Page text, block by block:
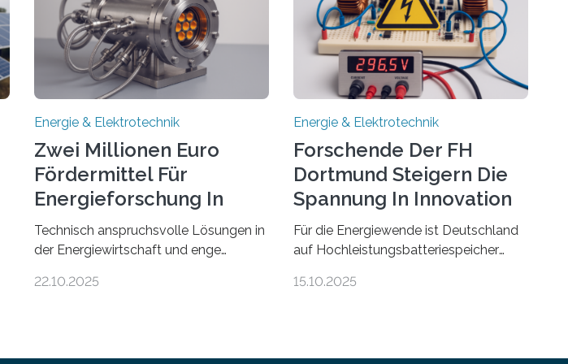
Energie & Elektrotechnik
Zwei Millionen Euro
Fördermittel Für
Energieforschung In
Regensburg
Technisch anspruchsvolle Lösungen in
der Energiewirtschaft und enge
der Region: Das zeichnet die beiden
22.10.2025
Energie & Elektrotechnik
Forschende Der FH
Dortmund Steigern Die
Spannung In Innovation
Für die Energiewende ist Deutschland
auf Hochleistungsbatteriespeicher
und Dunkelheit Strom bereitzustellen.
15.10.2025